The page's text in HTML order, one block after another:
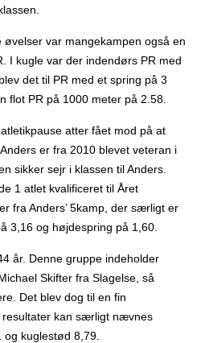
øvelser var mangekampen også en
I kugle var der indendørs PR med
det til PR med et spring på 3
flot PR på 1000 meter på 2.58.
atter fået mod på at
er fra 2010 blevet veteran i
sikker sejr i klassen til Anders.
1 atlet kvalificeret til Året
fra Anders’ 5kamp, der særligt er
3,16 og højdespring på 1,60.
år. Denne gruppe indeholder
Skifter fra Slagelse, så
Det blev dog til en fin
resultater kan særligt nævnes
kuglestød 8,79.